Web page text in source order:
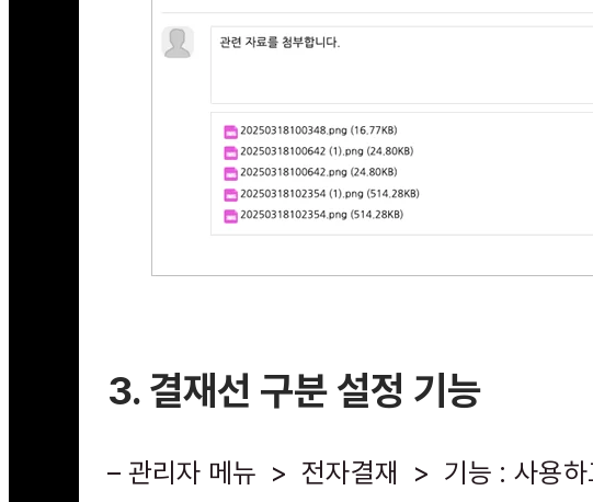
3. 결재선 구분 설정 기능
– 관리자 메뉴 > 전자결재 > 기능 : 사용하